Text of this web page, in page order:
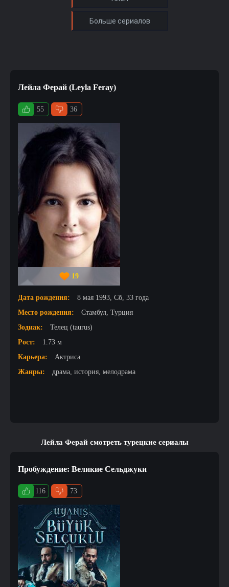
Лейла Ферай (Leyla Feray)
55 36
19
Дата рождения:
8 мая 1993, Сб, 33 года
Место рождения:
Стамбул, Турция
Зодиак:
Телец (taurus)
Рост:
1.73 м
Карьера:
Актриса
Жанры:
драма, история, мелодрама
Лейла Ферай смотреть турецкие сериалы
Пробуждение: Великие Сельджуки
116 73